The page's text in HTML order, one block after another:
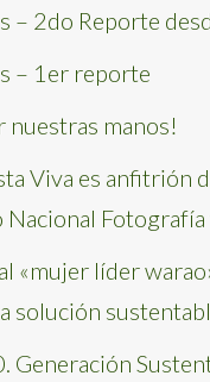
– 2do Reporte
– 1er reporte
nuestras manos!
Viva es anfitrión
Fotografía
«mujer líder
solución
Generación